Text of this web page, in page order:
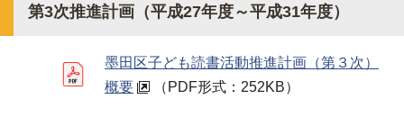
第3次推進計画（平成27年度～平成31年度）
墨田区子ども読書活動推進計画（第３次）
概要
（PDF形式：252KB）